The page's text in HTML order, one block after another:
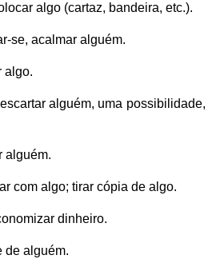
algo (cartaz, bandeira, etc.).
se, acalmar alguém.
algo.
alguém, uma possibilidade,
alguém.
com algo; tirar cópia de algo.
dinheiro.
de alguém.